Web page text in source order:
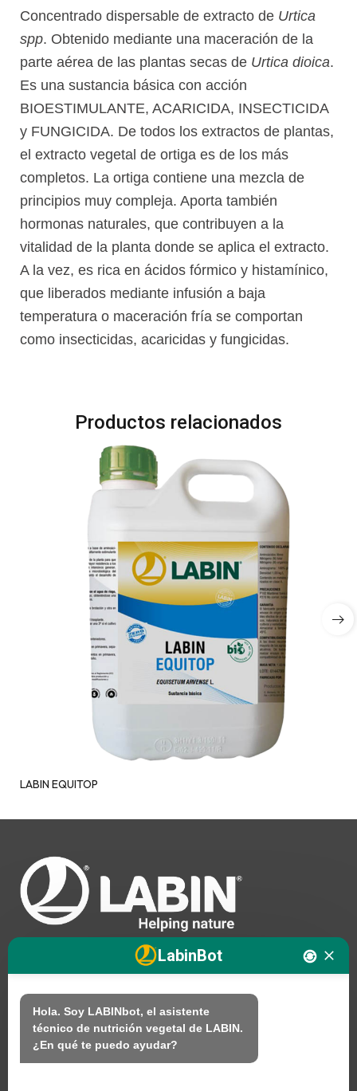
Concentrado dispersable de extracto de Urtica
spp. Obtenido mediante una maceración de la
parte aérea de las plantas secas de Urtica dioica.
Es una sustancia básica con acción
BIOESTIMULANTE, ACARICIDA, INSECTICIDA
y FUNGICIDA. De todos los extractos de plantas,
el extracto vegetal de ortiga es de los más
completos. La ortiga contiene una mezcla de
principios muy compleja. Aporta también
hormonas naturales, que contribuyen a la
vitalidad de la planta donde se aplica el extracto.
A la vez, es rica en ácidos fórmico y histamínico,
que liberados mediante infusión a baja
temperatura o maceración fría se comportan
como insecticidas, acaricidas y fungicidas.
Productos relacionados
LABIN EQUITOP
Nosotros
Productos
LabinBot
Hola. Soy LABINbot, el asistente
técnico de nutrición vegetal de LABIN.
¿En qué te puedo ayudar?